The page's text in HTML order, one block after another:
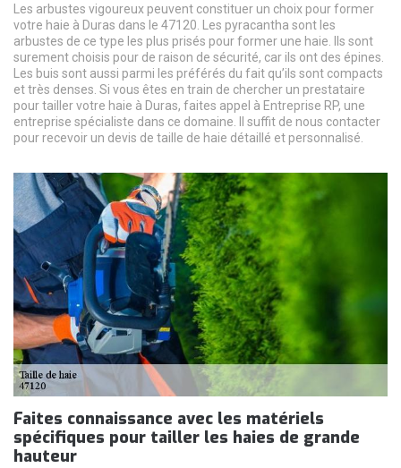
Les arbustes vigoureux peuvent constituer un choix pour former
votre haie à Duras dans le 47120. Les pyracantha sont les
arbustes de ce type les plus prisés pour former une haie. Ils sont
surement choisis pour de raison de sécurité, car ils ont des épines.
Les buis sont aussi parmi les préférés du fait qu’ils sont compacts
et très denses. Si vous êtes en train de chercher un prestataire
pour tailler votre haie à Duras, faites appel à Entreprise RP, une
entreprise spécialiste dans ce domaine. Il suffit de nous contacter
pour recevoir un devis de taille de haie détaillé et personnalisé.
Faites connaissance avec les matériels
spécifiques pour tailler les haies de grande
hauteur